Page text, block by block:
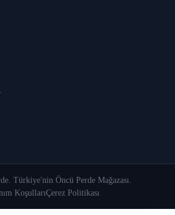
. Türkiye'nin Öncü Perde Mağazası.
KoşullarıÇerez Politikası